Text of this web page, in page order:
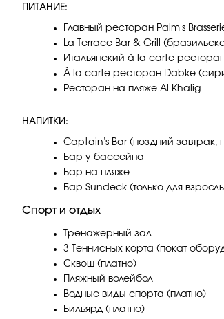
ПИТАНИЕ:
Главный ресторан Palm's
La Terrace Bar & Grill
Итальянский à la carte
À la carte ресторан Dabke
Ресторан на пляже Al Khalig
НАПИТКИ:
Captain’s Bar (поздний завтрак,
Бар у бассейна
Бар на пляже
Бар Sundeck (только для
Спорт и отдых
Тренажерный зал
3 Теннисных корта (покат
Сквош (платно)
Пляжный волейбол
Водные виды спорта (платно)
Бильярд (платно)